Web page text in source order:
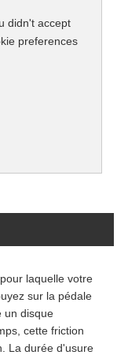
didn't accept
laquelle votre
sur la pédale
un disque
cette friction
La durée d'usure